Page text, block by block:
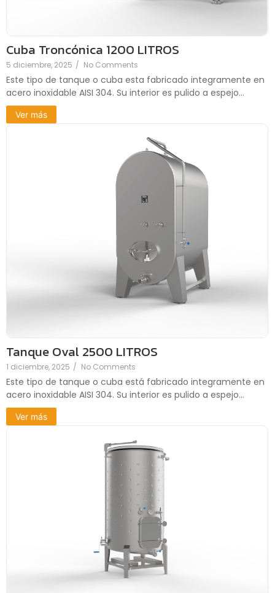
Cuba Troncónica 1200 LITROS
5 diciembre, 2025 / No Comments
Este tipo de tanque o cuba esta fabricado integramente en
acero inoxidable AISI 304. Su interior es pulido a espejo...
Ver más
Tanque Oval 2500 LITROS
1 diciembre, 2025 / No Comments
Este tipo de tanque o cuba está fabricado integramente en
acero inoxidable AISI 304. Su interior es pulido a espejo...
Ver más